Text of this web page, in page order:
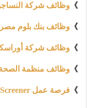
》 وظائف شركة
》 وظائف بنك بلوم مصر
》 وظائف شركة
》 وظائف منظمة الصحة
》 فرصة عمل Hr Screener لشركة بيبسيكو براتب 6000 ج